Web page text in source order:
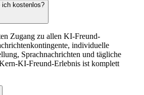
ich kostenlos?
Zugang zu allen KI-Freund-
individuelle
Sprachnachrichten und tägliche
KI-Freund-Erlebnis ist komplett